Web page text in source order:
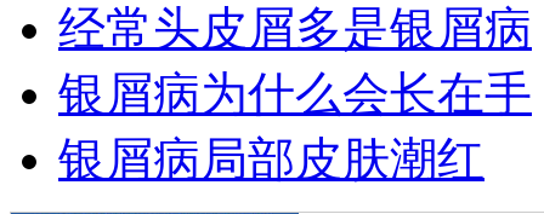
经常头皮屑多是银屑病
银屑病为什么会长在手
银屑病局部皮肤潮红